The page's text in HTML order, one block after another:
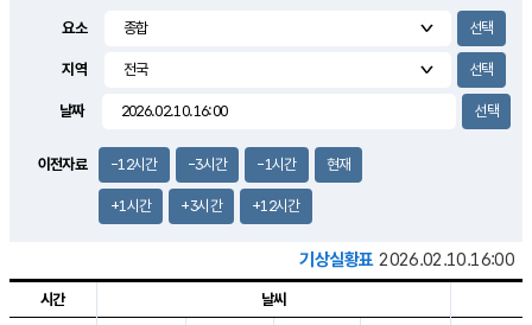
1.2m/s
요소
지역
날짜
이전자료 -12시간 -3시간 -1시간 현재
+1시간 +3시간 +12시간
기상실황표 2026.02.10.16:00
시간 날씨